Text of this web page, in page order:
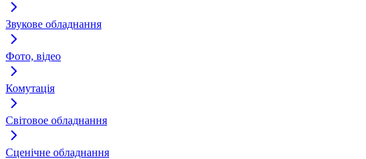
Звукове обладнання
Фото, відео
Комутація
Світовое обладнання
Сценічне обладнання